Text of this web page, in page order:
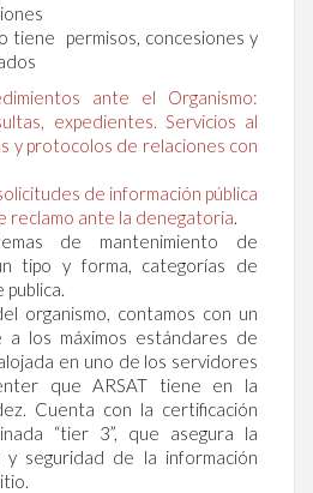
tiene permisos, concesiones y
ante el Organismo:
expedientes. Servicios al
y protocolos de relaciones con
de información pública
reclamo ante la denegatoria.
de mantenimiento de
tipo y forma, categorías de
publica.
organismo, contamos con un
a los máximos estándares de
en uno de los servidores
que ARSAT tiene en la
Cuenta con la certificación
“tier 3”, que asegura la
y seguridad de la información